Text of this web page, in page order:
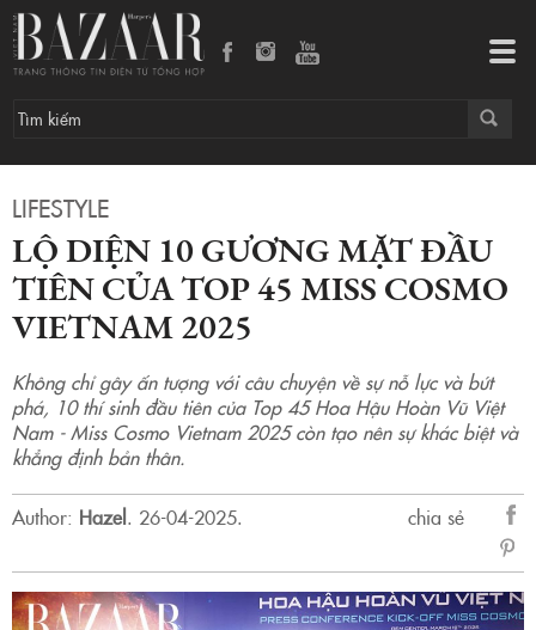
LIFESTYLE
LỘ DIỆN 10 GƯƠNG MẶT ĐẦU
TIÊN CỦA TOP 45 MISS COSMO
VIETNAM 2025
Không chỉ gây ấn tượng với câu chuyện về sự nỗ lực và bứt
phá, 10 thí sinh đầu tiên của Top 45 Hoa Hậu Hoàn Vũ Việt
Nam - Miss Cosmo Vietnam 2025 còn tạo nên sự khác biệt và
khẳng định bản thân.
Author: Hazel. 26-04-2025.
chia sẻ
sẻ